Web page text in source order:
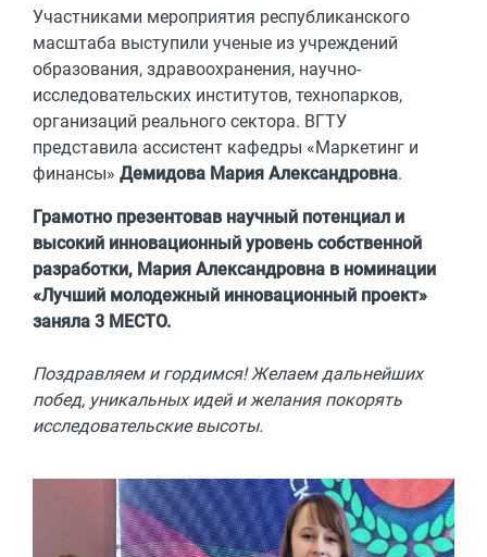
Участниками мероприятия республиканского
масштаба выступили ученые из учреждений
образования, здравоохранения, научно-
исследовательских институтов, технопарков,
организаций реального сектора. ВГТУ
представила ассистент кафедры «Маркетинг и
финансы» Демидова Мария Александровна.
Грамотно презентовав научный потенциал и
высокий инновационный уровень собственной
разработки, Мария Александровна в номинации
«Лучший молодежный инновационный проект»
заняла 3 МЕСТО.
Поздравляем и гордимся! Желаем дальнейших
побед, уникальных идей и желания покорять
исследовательские высоты.